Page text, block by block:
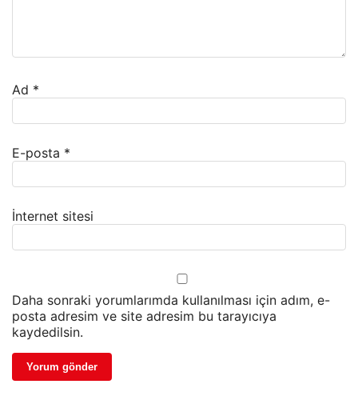
Ad *
E-posta *
İnternet sitesi
Daha sonraki yorumlarımda kullanılması için adım, e-
posta adresim ve site adresim bu tarayıcıya
kaydedilsin.